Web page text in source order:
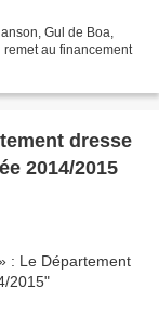
Gul de Boa,
au financement
dresse
2014/2015